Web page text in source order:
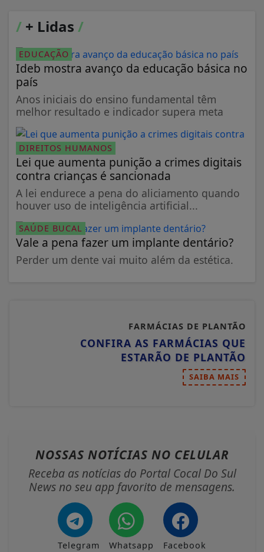
/ + Lidas /
EDUCAÇÃO
Ideb mostra avanço da educação básica no
país
Anos iniciais do ensino fundamental têm
melhor resultado e indicador supera meta
DIREITOS HUMANOS
Lei que aumenta punição a crimes digitais
contra crianças é sancionada
A lei endurece a pena do aliciamento quando
houver uso de inteligência artificial...
SAÚDE BUCAL
Vale a pena fazer um implante dentário?
Perder um dente vai muito além da estética.
FARMÁCIAS DE PLANTÃO
CONFIRA AS FARMÁCIAS QUE
ESTARÃO DE PLANTÃO
SAIBA MAIS
NOSSAS NOTÍCIAS NO CELULAR
Receba as notícias do Portal Cocal Do Sul
News no seu app favorito de mensagens.
Telegram Whatsapp Facebook